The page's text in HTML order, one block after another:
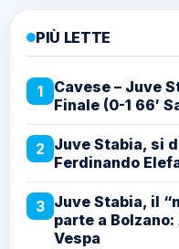
PIÙ LETTE
1
Cavese – Juve
Finale (0-1 66′
2 Juve Stabia, si
Ferdinando
3 Juve Stabia, il
parte a
Vespa